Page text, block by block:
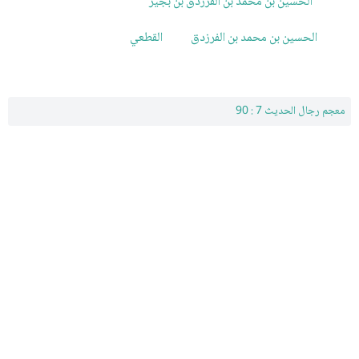
الحسين بن محمد بن الفرزدق
القطعي
معجم رجال الحديث 7 : 90